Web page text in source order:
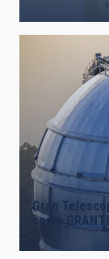
Gran
como